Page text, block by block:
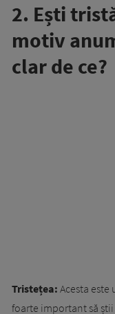
2. Ești
motiv
clar de ce?
Tristețea: Acesta este
foarte important să